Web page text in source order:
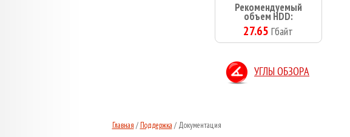
Рекомендуемый
объем HDD:
27.65 Гбайт
УГЛЫ ОБЗОРА
Главная / Поддержка / Документация